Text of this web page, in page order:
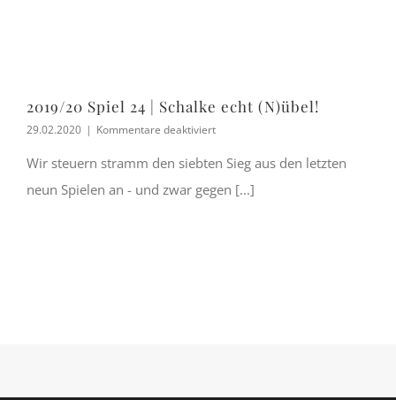
2019/20 Spiel 24 | Schalke echt (N)übel!
29.02.2020 | Kommentare deaktiviertfür
Spiel
|
Wir steuern stramm den siebten Sieg aus den letzten
neun Spielen an - und zwar gegen [...]